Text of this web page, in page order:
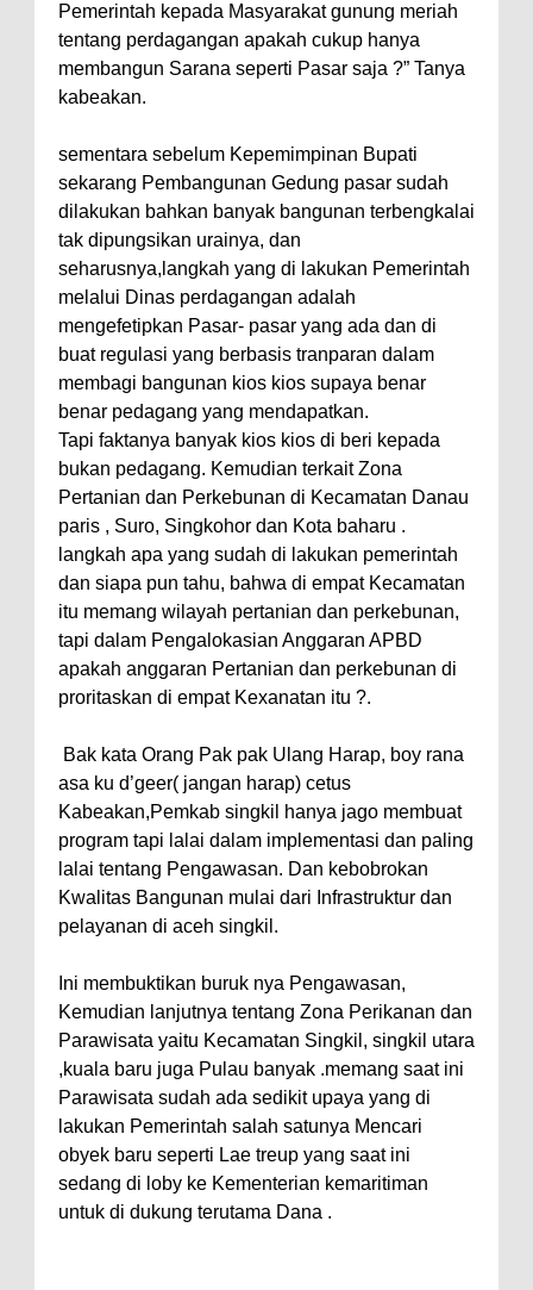
Pemerintah kepada Masyarakat gunung meriah
tentang perdagangan apakah cukup hanya
membangun Sarana seperti Pasar saja ?” Tanya
kabeakan.
sementara sebelum Kepemimpinan Bupati
sekarang Pembangunan Gedung pasar sudah
dilakukan bahkan banyak bangunan terbengkalai
tak dipungsikan urainya, dan
seharusnya,langkah yang di lakukan Pemerintah
melalui Dinas perdagangan adalah
mengefetipkan Pasar- pasar yang ada dan di
buat regulasi yang berbasis tranparan dalam
membagi bangunan kios kios supaya benar
benar pedagang yang mendapatkan.
Tapi faktanya banyak kios kios di beri kepada
bukan pedagang. Kemudian terkait Zona
Pertanian dan Perkebunan di Kecamatan Danau
paris , Suro, Singkohor dan Kota baharu .
langkah apa yang sudah di lakukan pemerintah
dan siapa pun tahu, bahwa di empat Kecamatan
itu memang wilayah pertanian dan perkebunan,
tapi dalam Pengalokasian Anggaran APBD
apakah anggaran Pertanian dan perkebunan di
proritaskan di empat Kexanatan itu ?.
Bak kata Orang Pak pak Ulang Harap, boy rana
asa ku d’geer( jangan harap) cetus
Kabeakan,Pemkab singkil hanya jago membuat
program tapi lalai dalam implementasi dan paling
lalai tentang Pengawasan. Dan kebobrokan
Kwalitas Bangunan mulai dari Infrastruktur dan
pelayanan di aceh singkil.
Ini membuktikan buruk nya Pengawasan,
Kemudian lanjutnya tentang Zona Perikanan dan
Parawisata yaitu Kecamatan Singkil, singkil utara
,kuala baru juga Pulau banyak .memang saat ini
Parawisata sudah ada sedikit upaya yang di
lakukan Pemerintah salah satunya Mencari
obyek baru seperti Lae treup yang saat ini
sedang di loby ke Kementerian kemaritiman
untuk di dukung terutama Dana .